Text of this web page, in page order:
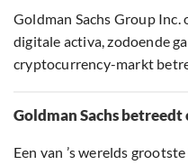
Goldman Sachs Group
digitale activa, zodoende
cryptocurrency-markt
Goldman Sachs
Een van ’s werelds